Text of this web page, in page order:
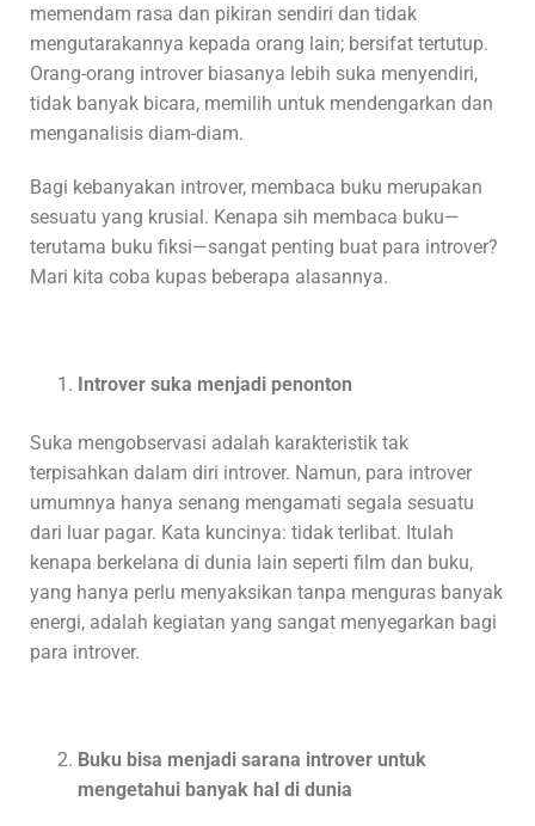
memendam rasa dan pikiran sendiri dan tidak
mengutarakannya kepada orang lain; bersifat tertutup.
Orang-orang introver biasanya lebih suka menyendiri,
tidak banyak bicara, memilih untuk mendengarkan dan
menganalisis diam-diam.
Bagi kebanyakan introver, membaca buku merupakan
sesuatu yang krusial. Kenapa sih membaca buku—
terutama buku fiksi—sangat penting buat para introver?
Mari kita coba kupas beberapa alasannya.
Introver suka menjadi penonton
Suka mengobservasi adalah karakteristik tak
terpisahkan dalam diri introver. Namun, para introver
umumnya hanya senang mengamati segala sesuatu
dari luar pagar. Kata kuncinya: tidak terlibat. Itulah
kenapa berkelana di dunia lain seperti film dan buku,
yang hanya perlu menyaksikan tanpa menguras banyak
energi, adalah kegiatan yang sangat menyegarkan bagi
para introver.
Buku bisa menjadi sarana introver untuk
mengetahui banyak hal di dunia